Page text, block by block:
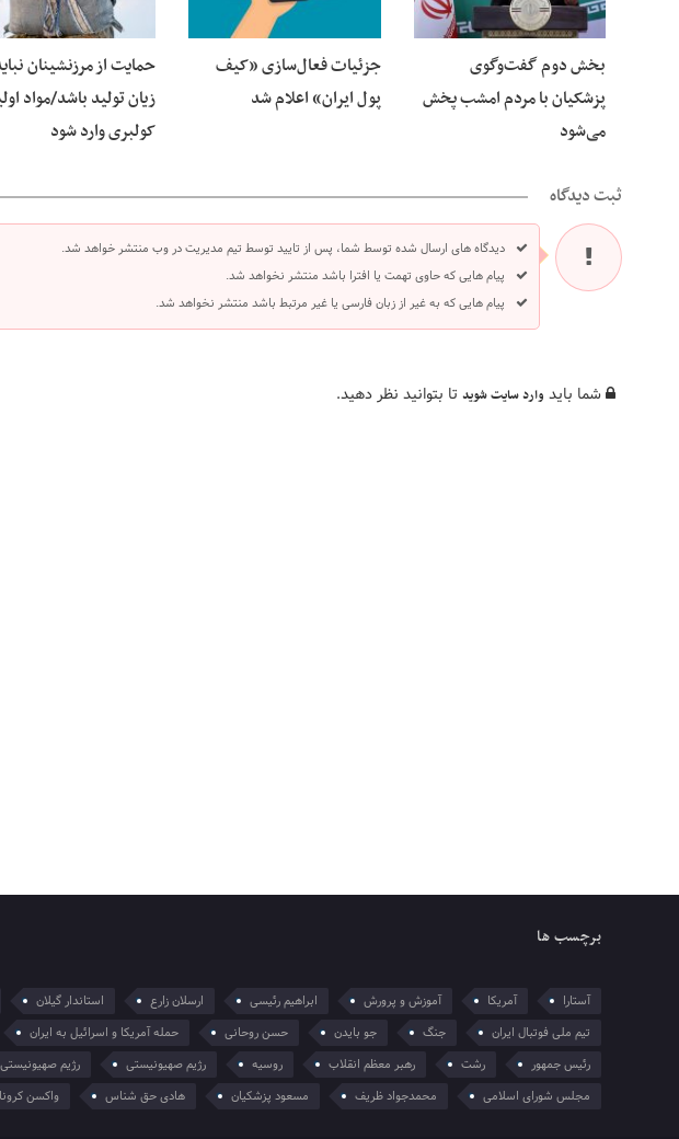
بخش دوم گفت‌وگوی
پزشکیان با مردم امشب پخش
می‌شود
جزئیات فعال‌سازی «کیف
پول ایران» اعلام شد
حمایت از مرزنشینان
زیان تولید باشد/مواد
کولبری وارد شود
ثبت دیدگاه
دیدگاه های ارسال شده توسط شما، پس از تایید توسط تیم مدیریت در وب منتشر خواهد شد.
پیام هایی که حاوی تهمت یا افترا باشد منتشر نخواهد شد.
پیام هایی که به غیر از زبان فارسی یا غیر مرتبط باشد منتشر نخواهد شد.
شما باید وارد سایت شوید تا بتوانید نظر دهید.
برچسب ها
آستارا آمریکا آموزش و پرورش ابراهیم رئیسی ارسلان زارع استاندار گیلان
تیم ملی فوتبال ایران
جنگ جو بایدن حسن روحانی حمله آمریکا و اسرائیل به ایران
رئیس جمهور
رشت رهبر معظم انقلاب روسیه رژیم صهیونیستی رژیم
مجلس شورای اسلامی
محمدجواد ظریف مسعود پزشکیان هادی حق شناس واکسن کرونا